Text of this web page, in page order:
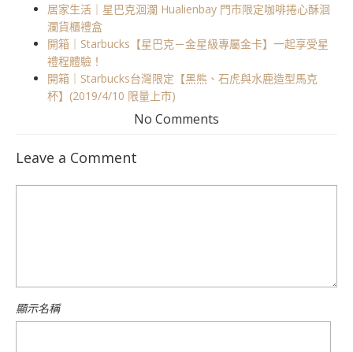
居家生活｜星巴克洄瀾 Hualienbay 門市限定咖啡捲心酥洄
瀾貨櫃禮盒
開箱｜Starbucks【星巴克－金星級專屬金卡】一起享受星
禮程體驗！
開箱｜Starbucks台灣限定【黑熊、石虎與水鹿造型馬克
杯】(2019/4/10 限量上市)
No Comments
Leave a Comment
顯示名稱